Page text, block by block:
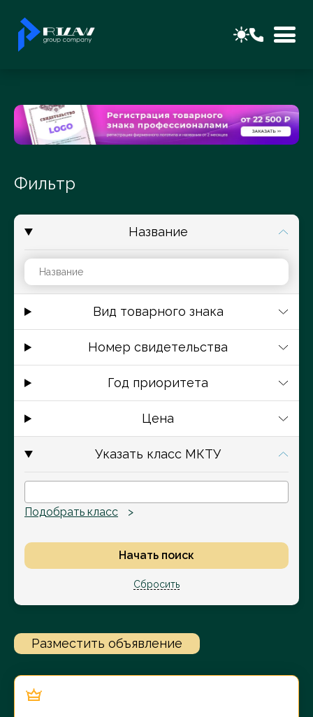
Фильтр
Название
Вид товарного знака
Номер свидетельства
Год приоритета
Цена
Указать класс МКТУ
Подобрать класс
Начать поиск
Сбросить
Разместить объявление